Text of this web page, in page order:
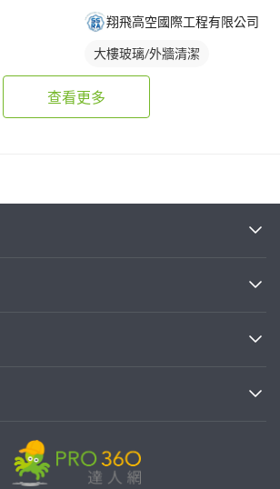
翔飛高空國際工程有限公司
大樓玻璃/外牆清潔
查看更多